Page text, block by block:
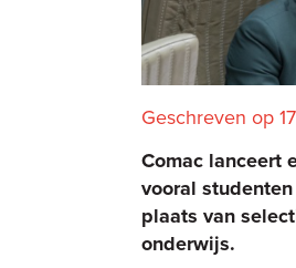
Geschreven op
Comac lanceert
vooral
plaats van
onderwijs.